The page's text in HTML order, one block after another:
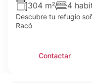
304 m² 4
Descubre tu refugio
Racó
Contactar